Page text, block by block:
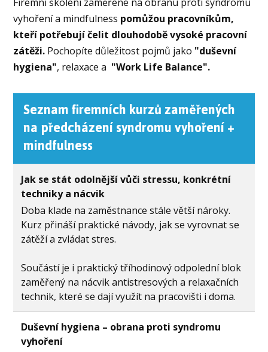
vyhoření a mindfulness pomůžou pracovníkům,
kteří potřebují čelit dlouhodobě vysoké pracovní
zátěži. Pochopíte důležitost pojmů jako "duševní
hygiena", relaxace a "Work Life Balance".
Seznam firemních kurzů zaměřených
na předcházení syndromu vyhoření +
mindfulness
Jak se stát odolnější vůči stressu, konkrétní
techniky a nácvik
Doba klade na zaměstnance stále větší nároky.
Kurz přináší praktické návody, jak se vyrovnat se
zátěží a zvládat stres.
Součástí je i praktický tříhodinový odpolední blok
zaměřený na nácvik antistresových a relaxačních
technik, které se dají využít na pracovišti i doma.
Duševní hygiena – obrana proti syndromu
vyhoření